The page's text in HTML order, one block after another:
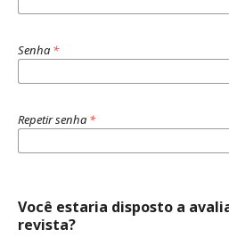
Senha *
Repetir senha *
Você estaria disposto a
revista?